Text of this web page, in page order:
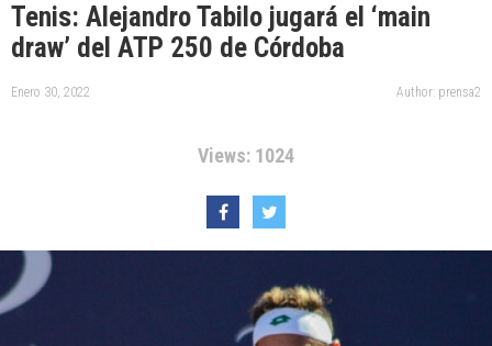
Tenis: Alejandro Tabilo jugará el ‘main
draw’ del ATP 250 de Córdoba
Enero 30, 2022 Author: prensa2
Views: 1024